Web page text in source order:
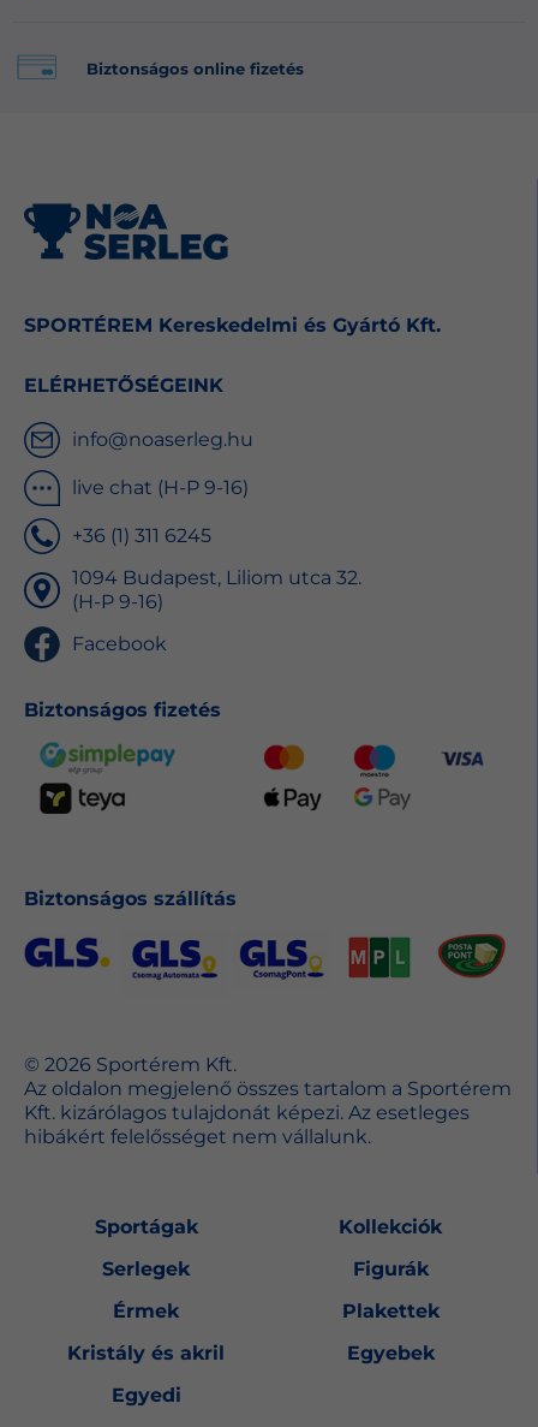
Biztonságos online fizetés
SPORTÉREM Kereskedelmi és Gyártó Kft.
ELÉRHETŐSÉGEINK
info@noaserleg.hu
live chat (H-P 9-16)
+36 (1) 311 6245
1094 Budapest, Liliom utca 32.
(H-P 9-16)
Facebook
Biztonságos fizetés
Biztonságos szállítás
© 2026 Sportérem Kft.
Az oldalon megjelenő összes tartalom a Sportérem
Kft. kizárólagos tulajdonát képezi. Az esetleges
hibákért felelősséget nem vállalunk.
Sportágak
Kollekciók
Serlegek
Figurák
Érmek
Plakettek
Kristály és akril
Egyebek
Egyedi